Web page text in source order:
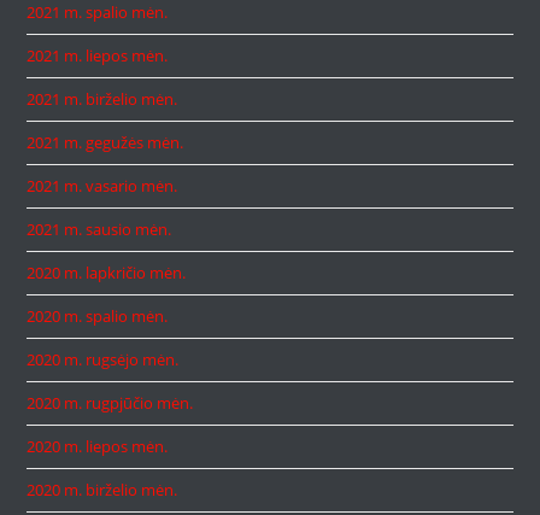
2021 m. spalio mėn.
2021 m. liepos mėn.
2021 m. birželio mėn.
2021 m. gegužės mėn.
2021 m. vasario mėn.
2021 m. sausio mėn.
2020 m. lapkričio mėn.
2020 m. spalio mėn.
2020 m. rugsėjo mėn.
2020 m. rugpjūčio mėn.
2020 m. liepos mėn.
2020 m. birželio mėn.